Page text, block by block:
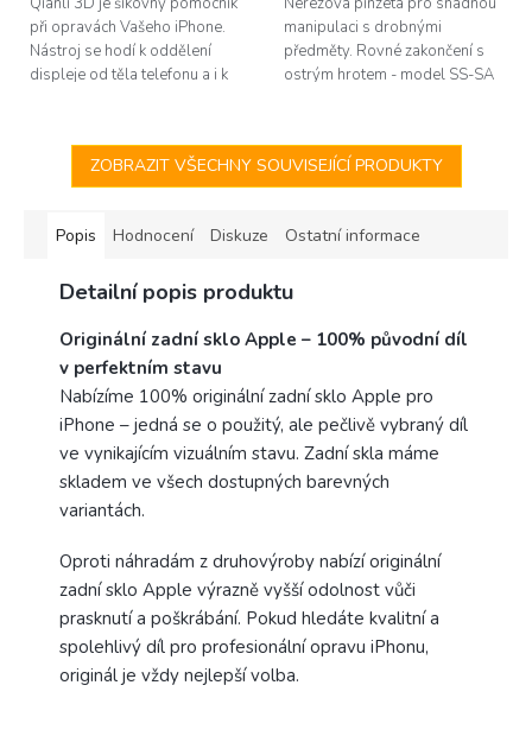
při opravách Vašeho iPhone.
Nástroj se hodí k oddělení
displeje od těla telefonu a i k
manipulaci s drobnými
předměty. Rovné zakončení s
ostrým hrotem - model SS-SA
ZOBRAZIT VŠECHNY SOUVISEJÍCÍ PRODUKTY
Popis Hodnocení Diskuze Ostatní informace
Detailní popis produktu
Originální zadní sklo Apple – 100% původní díl
v perfektním stavu
Nabízíme 100% originální zadní sklo Apple pro
iPhone – jedná se o použitý, ale pečlivě vybraný díl
ve vynikajícím vizuálním stavu. Zadní skla máme
skladem ve všech dostupných barevných
variantách.
Oproti náhradám z druhovýroby nabízí originální
zadní sklo Apple výrazně vyšší odolnost vůči
prasknutí a poškrábání. Pokud hledáte kvalitní a
spolehlivý díl pro profesionální opravu iPhonu,
originál je vždy nejlepší volba.